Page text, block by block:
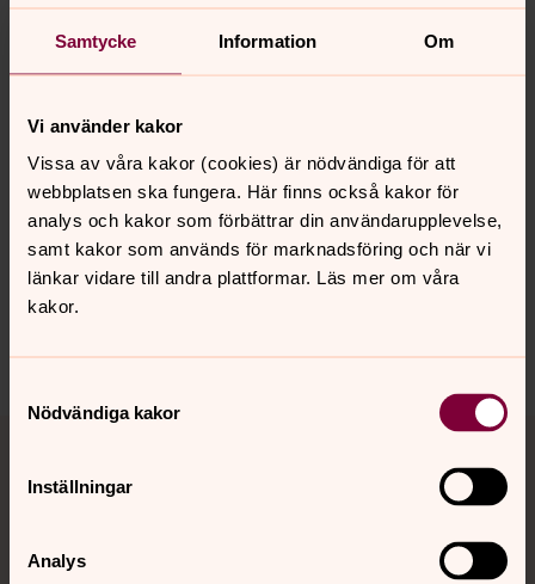
Samtycke Information Om
Vi använder kakor
Vissa av våra kakor (cookies) är nödvändiga för att
webbplatsen ska fungera. Här finns också kakor för
analys och kakor som förbättrar din användarupplevelse,
samt kakor som används för marknadsföring och när vi
länkar vidare till andra plattformar. Läs mer om våra
kakor.
Nödvändiga kakor
Inställningar
Analys
Direkt:0248-736 62
E-post:
Senast ändrad 11 juni 2019
Synpunkter eller frågor på sidans
innehåll?
rattviks.pastorat@svenskakyrkan.se
Tillbaka till toppen
Tillbaka till innehållet
Kontakt